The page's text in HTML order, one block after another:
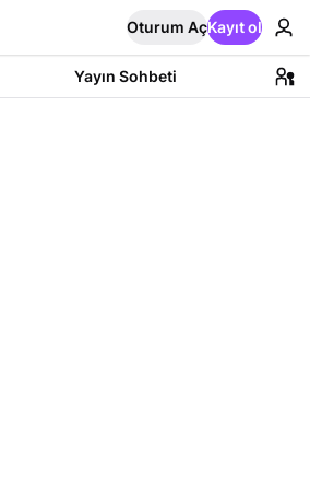
Oturum AçKayıt ol
Yayın Sohbeti